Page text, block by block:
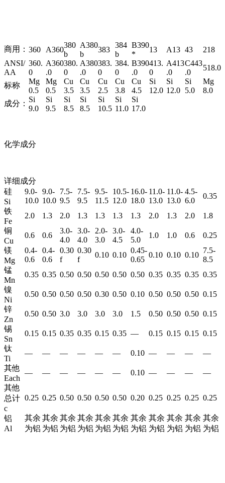
商用： 360 A360
380
b
A380
b
383
384
b
B390
*
13 A13 43
218
ANSI/
AA
360.
0
A360
.0
380.
0
A380
.0
383.
0
384.
0
B390
.0
413.
0
A413
.0
C443
.0
518.0
标称
Mg
0.5
Mg
0.5
Cu
3.5
Cu
3.5
Cu
2.5
Cu
3.8
Cu
4.5
Si
12.0
Si
12.0
Si
5.0
Mg
8.0
成分： Si
9.0
Si
9.5
Si
8.5
Si
8.5
Si
10.5
Si
11.0
Si
17.0
化学成分
详细成分
硅
Si
9.0-
10.0
9.0-
10.0
7.5-
9.5
7.5-
9.5
9.5-
11.5
10.5-
12.0
16.0-
18.0
11.0-
13.0
11.0-
13.0
4.5-
6.0
0.35
铁
Fe
2.0 1.3 2.0 1.3 1.3 1.3 1.3 2.0 1.3 2.0
1.8
铜
Cu
0.6 0.6
3.0-
4.0
3.0-
4.0
2.0-
3.0
3.0-
4.5
4.0-
5.0
1.0 1.0 0.6
0.25
镁
Mg
0.4-
0.6
0.4-
0.6
0.30
f
0.30
f
0.10 0.10
0.45-
0.65
0.10 0.10 0.10
7.5-
8.5
锰
Mn
0.35 0.35 0.50 0.50 0.50 0.50 0.50 0.35 0.35 0.35 0.35
镍
Ni
0.50 0.50 0.50 0.50 0.30 0.50 0.10 0.50 0.50 0.50 0.15
锌
Zn
0.50 0.50 3.0 3.0 3.0 3.0 1.5 0.50 0.50 0.50 0.15
锡
Sn
0.15 0.15 0.35 0.35 0.15 0.35 — 0.15 0.15 0.15 0.15
钛
Ti
— — — — — — 0.10 — — —
—
其他
Each
— — — — — — 0.10 — — —
—
其他
总计
c
0.25 0.25 0.50 0.50 0.50 0.50 0.20 0.25 0.25 0.25 0.25
铝
Al
其余
为铝
其余
为铝
其余
为铝
其余
为铝
其余
为铝
其余
为铝
其余
为铝
其余
为铝
其余
为铝
其余
为铝
其余
为铝